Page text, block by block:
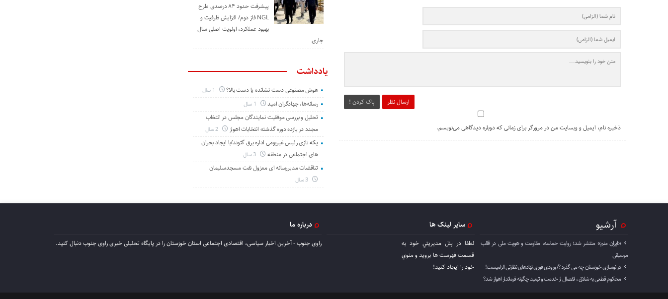
ارسال نظر پاک کردن !
ذخیره نام، ایمیل و وبسایت من در مرورگر برای زمانی که دوباره دیدگاهی می‌نویسم.
پیشرفت حدود ۸۴ درصدی طرح
NGL فاز دوم/ افزایش ظرفیت و
بهبود عملکرد، اولویت اصلی سال
جاری
یادداشت
هوش مصنوعی دست نشانده یا دست بالا؟
رسانه‌ها، جهادگران امید
تحلیل و بررسی موفقیت نمایندگان مجلس در انتخاب
مجدد در یازده دوره گذشته انتخابات اهواز
یکه تازی رئیس غیربومی اداره برق گتوند/با ایجاد بحران
های اجتماعی در منطقه
تناقضات مدیررسانه ای معزول نفت مسجدسلیمان
آرشیو
«ایران منم» منتشر شد؛ روایت حماسه، مقاومت و هویت ملی در قالب
موسیقی
در نوسازی خوزستان چه می گذرد ؟/ ورودی فوری نهادهای نظارتی الزامیست!
محکوم قطعی به شلاق ، انفصال از خدمت و تبعید چگونه فرماندار اهواز شد؟
سایر لینک ها
لطفا در پنل مديريتي خود به
قسمت فهرست ها برويد و منوي
خود را ايجاد كنيد!
درباره ما
راوی جنوب - آخرین اخبار سیاسی، اقتصادی اجتماعی استان خوزستان را در پایگاه تحلیلی خبری راوی جنوب دنبال کنید.